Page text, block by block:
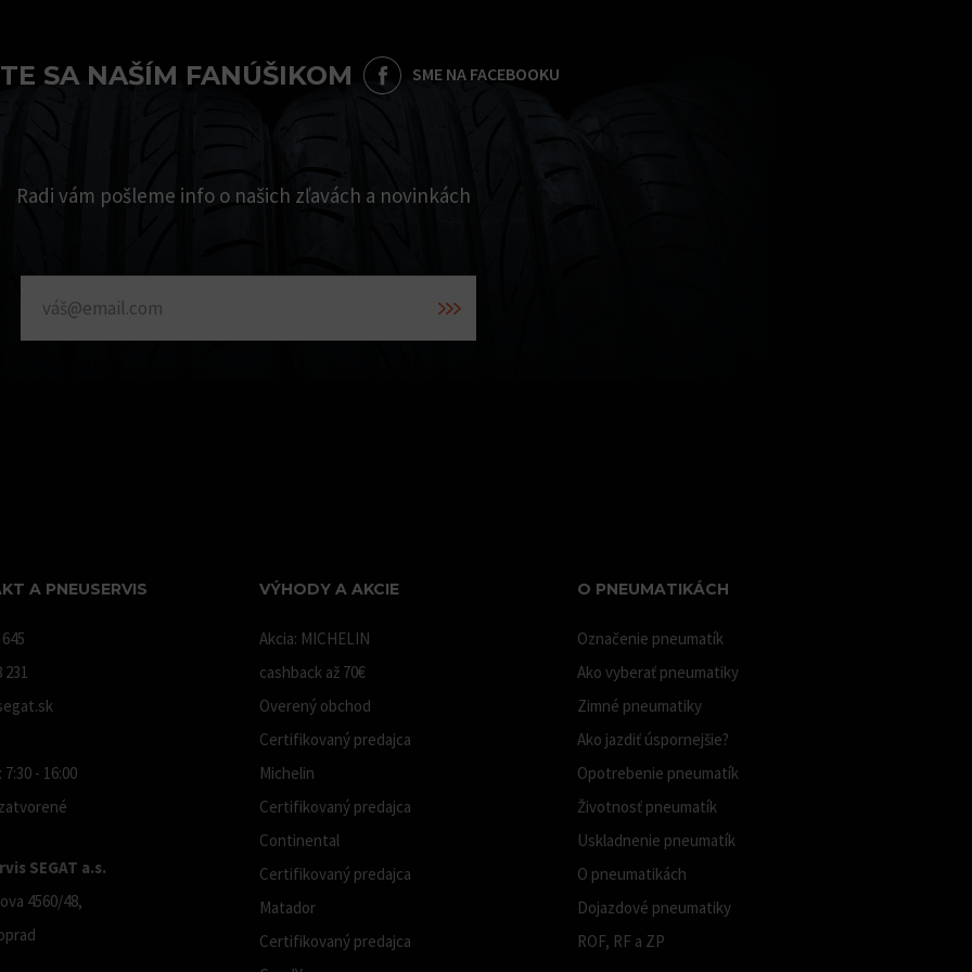
SA NAŠÍM FANÚŠIKOM SME NA FACEBOOKU
Radi vám pošleme info o našich zľavách a novinkách
A PNEUSERVIS
231
- 16:00
SEGAT a.s.
4560/48,
VÝHODY A AKCIE
Akcia: MICHELIN
cashback až 70€
Overený obchod
Certifikovaný predajca
Michelin
Certifikovaný predajca
Continental
Certifikovaný predajca
Matador
Certifikovaný predajca
O PNEUMATIKÁCH
Označenie pneumatík
Ako vyberať pneumatiky
Zimné pneumatiky
Ako jazdiť úspornejšie?
Opotrebenie pneumatík
Životnosť pneumatík
Uskladnenie pneumatík
O pneumatikách
Dojazdové pneumatiky
ROF, RF a ZP